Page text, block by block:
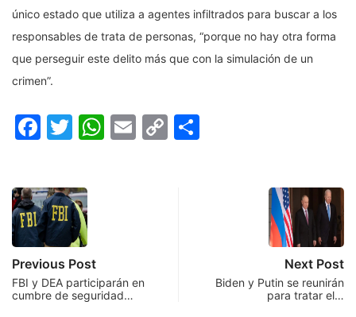
único estado que utiliza a agentes infiltrados para buscar a los
responsables de trata de personas, “porque no hay otra forma
que perseguir este delito más que con la simulación de un
crimen”.
Facebook
Twitter
WhatsApp
Email
Copy
Previous Post
FBI y DEA participarán en
cumbre de seguridad…
Next Post
Biden y Putin se reunirán
para tratar el…